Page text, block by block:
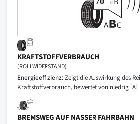
KRAFTSTOFFVERBRAUCH
(ROLLWIDERSTAND)
Energieeffizienz:Zeigt die Auswirkung des
Kraftstoffverbrauch, bewertet von niedrig [A]
BREMSWEG AUF NASSER FAHRBAHN